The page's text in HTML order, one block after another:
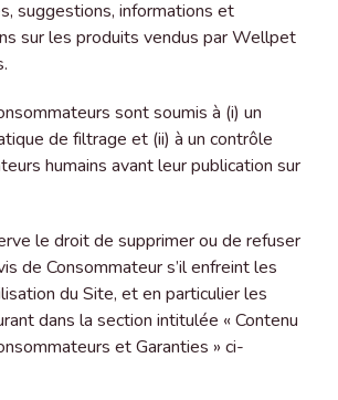
suggestions, informations et
sur les produits vendus par Wellpet
sont soumis à (i) un
de filtrage et (ii) à un contrôle
humains avant leur publication sur
le droit de supprimer ou de refuser
de Consommateur s’il enfreint les
du Site, et en particulier les
dans la section intitulée « Contenu
et Garanties » ci-